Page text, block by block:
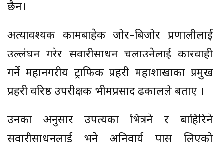
छैन।
अत्यावश्यक कामबाहेक जोर–बिजोर प्रणालीलाई
उल्लंघन गरेर सवारीसाधन चलाउनेलाई कारवाही
गर्ने महानगरीय ट्राफिक प्रहरी महाशाखाका प्रमुख
प्रहरी वरिष्ठ उपरीक्षक भीमप्रसाद ढकालले बताए ।
उनका अनुसार उपत्यका भित्रने र बाहिरिने